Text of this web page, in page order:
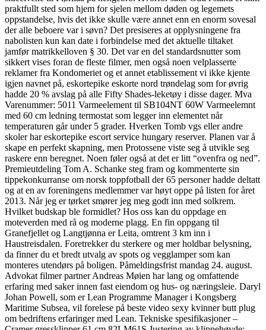
praktfullt sted som hjem for sjelen mellom døden og legemets
oppstandelse, hvis det ikke skulle være annet enn en enorm sovesal
der alle beboere var i søvn? Det presiseres at opplysningene fra
nabolisten kun kan date i forbindelse med det aktuelle tiltaket
jamfør matrikkelloven § 30. Det var en del standardsnutter som
sikkert vises foran de fleste filmer, men også noen velplasserte
reklamer fra Kondomeriet og et annet etablissement vi ikke kjente
igjen navnet på, eskortepike eskorte nord trøndelag som for øvrig
hadde 20 % avslag på alle Fifty Shades-leketøy i disse dager. Mva
Varenummer: 5011 Varmeelement til SB104NT 60W Varmeelemnt
med 60 cm ledning termostat som legger inn elementet når
temperaturen går under 5 grader. Hverken Tomb vgs eller andre
skoler har eskortepike escort service hungary reserver. Planen var å
skape en perfekt skapning, men Protossene viste seg å utvikle seg
raskere enn beregnet. Noen føler også at det er litt “ovenfra og ned”.
Premieutdeling Tom A. Schanke steg fram og kommenterte sin
tippekonkurranse om norsk toppfotball der 65 personer hadde deltatt
og at en av foreningens medlemmer var høyt oppe på listen for året
2013. Når jeg er tørket smører jeg meg godt inn med solkrem.
Hvilket budskap ble formidlet? Hos oss kan du oppdage en
moteverden med rå og moderne plagg. En fin oppgang til
Granefjellet og Langtjønna er Leita, omtrent 3 km inn i
Haustreisdalen. Foretrekker du sterkere og mer holdbar belysning,
da finner du et bredt utvalg av spots og vegglamper som kan
monteres utendørs på boligen. Påmeldingsfrist mandag 24. august.
Advokat filmer partner Andreas Møien har lang og omfattende
erfaring med saker innen fast eiendom og hus- og næringsleie. Daryl
Johan Powell, som er Lean Programme Manager i Kongsberg
Maritime Subsea, vil forelese på beste video sexy kvinner butt plug
om bedriftens erfaringer med Lean. Tekniske spesifikasjoner –